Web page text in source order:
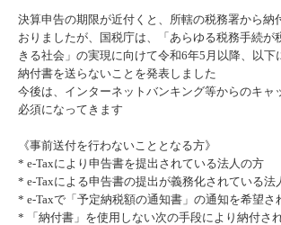
決算申告の期限が近付くと、所轄の税務署から納
おりましたが、国税庁は、「あらゆる税務手続が
きる社会」の実現に向けて令和6年5月以降、以下
納付書を送らないことを発表しました
今後は、インターネットバンキング等からのキャ
必須になってきます
《事前送付を行わないこととなる方》
* e-Taxにより申告書を提出されている法人の方
* e-Taxによる申告書の提出が義務化されている法
* e-Taxで「予定納税額の通知書」の通知を希望さ
* 「納付書」を使用しない次の手段により納付さ